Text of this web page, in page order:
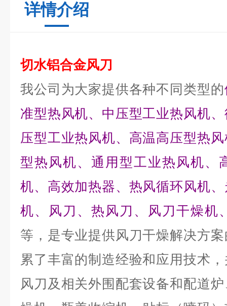
详情介绍
切水铝合金风刀
我公司为大家提供各种不同类型的
准型热风机、中压型工业热风机
压型工业热风机、高温高压型热
型热风机、通用型工业热风机、
机、高效加热器、热风循环风机
机、风刀、热风刀、风刀干燥机
等，是专业提供风刀干燥解决方
累了丰富的制造经验和应用技术
风刀及相关外围配套设备和配道